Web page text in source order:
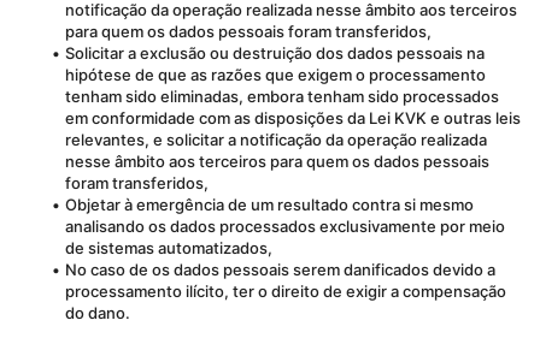
notificação da operação realizada nesse âmbito aos terceiros
para quem os dados pessoais foram transferidos,
Solicitar a exclusão ou destruição dos dados pessoais na
hipótese de que as razões que exigem o processamento
tenham sido eliminadas, embora tenham sido processados
em conformidade com as disposições da Lei KVK e outras leis
relevantes, e solicitar a notificação da operação realizada
nesse âmbito aos terceiros para quem os dados pessoais
foram transferidos,
Objetar à emergência de um resultado contra si mesmo
analisando os dados processados exclusivamente por meio
de sistemas automatizados,
No caso de os dados pessoais serem danificados devido a
processamento ilícito, ter o direito de exigir a compensação
do dano.